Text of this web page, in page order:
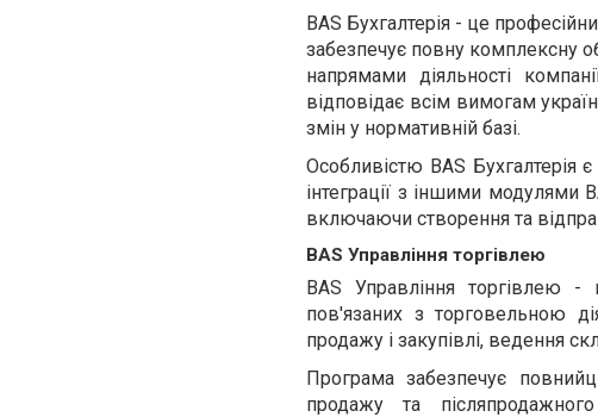
BAS Бухгалтерія - це
забезпечує повну комплексну
напрямами діяльності
відповідає всім вимогам
змін у нормативній базі.
Особливістю BAS Бухгалтерія
інтеграції з іншими модулями
включаючи створення та
BAS Управління торгівлею
BAS Управління торгівлею -
пов'язаних з торговельною
продажу і закупівлі, ведення
Програма забезпечує
продажу та